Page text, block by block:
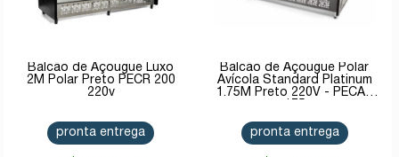
Balcão de Açougue Luxo
2M Polar Preto PECR 200
220v
pronta entrega
Balcão de Açougue Polar
Avícola Standard Platinum
1.75M Preto 220V - PECAV
pronta entrega